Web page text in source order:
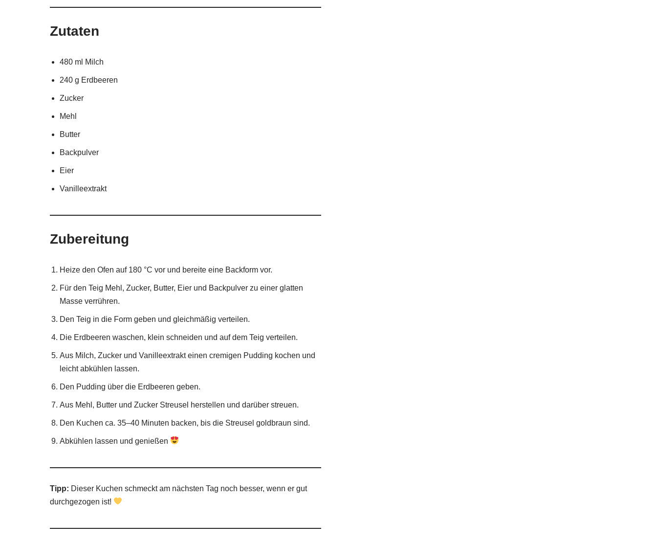
Zutaten
480 ml Milch
240 g Erdbeeren
Zucker
Mehl
Butter
Backpulver
Eier
Vanilleextrakt
Zubereitung
Heize den Ofen auf 180 °C vor und bereite eine Backform vor.
Für den Teig Mehl, Zucker, Butter, Eier und Backpulver zu einer glatten
Masse verrühren.
Den Teig in die Form geben und gleichmäßig verteilen.
Die Erdbeeren waschen, klein schneiden und auf dem Teig verteilen.
Aus Milch, Zucker und Vanilleextrakt einen cremigen Pudding kochen und
leicht abkühlen lassen.
Den Pudding über die Erdbeeren geben.
Aus Mehl, Butter und Zucker Streusel herstellen und darüber streuen.
Den Kuchen ca. 35–40 Minuten backen, bis die Streusel goldbraun sind.
Abkühlen lassen und genießen
Tipp: Dieser Kuchen schmeckt am nächsten Tag noch besser, wenn er gut
durchgezogen ist!